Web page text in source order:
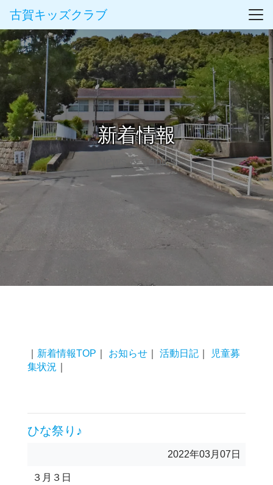
古賀キッズクラブ
新着情報
News & Topics
新着情報TOP お知らせ 活動日記
児童募
集状況
ひな祭り♪
2022年03月07日
３月３日